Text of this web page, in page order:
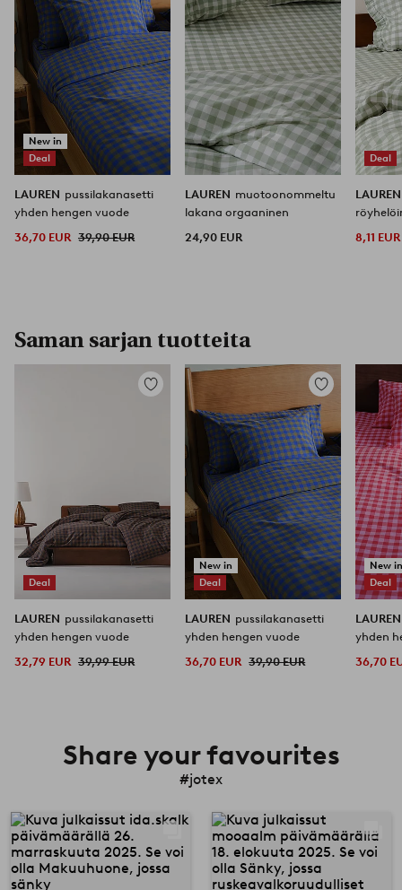
New in
Deal
LAUREN pussilakanasetti
yhden hengen vuode
36,70 EUR 39,90 EUR
LAUREN muotoonommeltu
lakana orgaaninen
24,90 EUR
Deal
8,11 EUR
Saman sarjan tuotteita
Deal
Lisää
suosikkeihin
LAUREN pussilakanasetti
yhden hengen vuode
32,79 EUR 39,99 EUR
New in
Deal
Lisää
suosikkeihin
LAUREN pussilakanasetti
yhden hengen vuode
36,70 EUR 39,90 EUR
New
Deal
yhden
36,70
Share your favourites
#jotex